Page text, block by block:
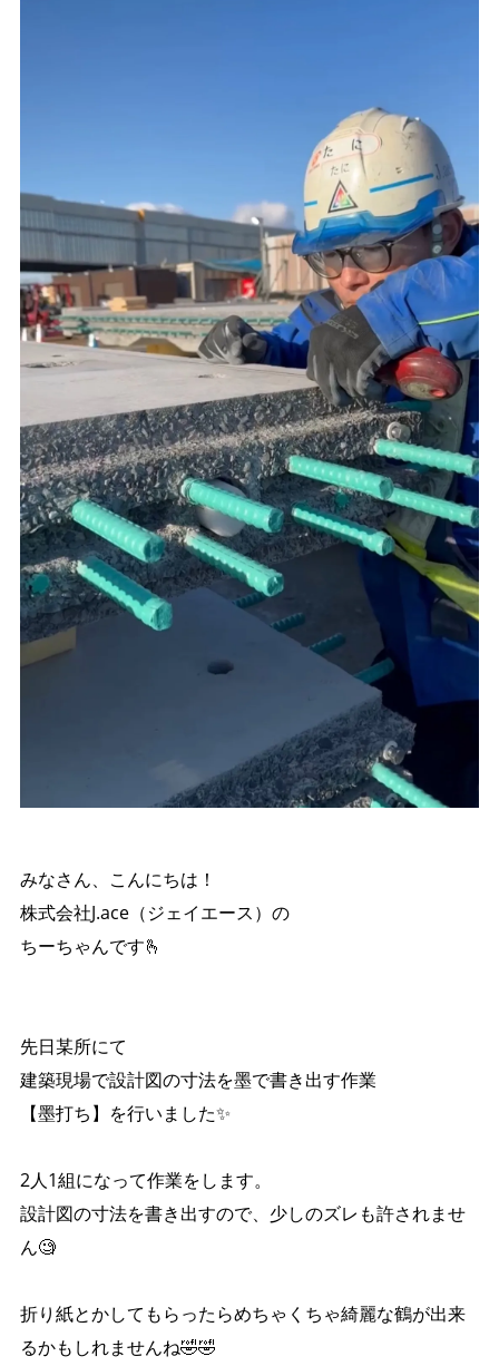
みなさん、こんにちは！
株式会社J.ace（ジェイエース）の
ちーちゃんです🫰
先日某所にて
建築現場で設計図の寸法を墨で書き出す作業
【墨打ち】を行いました✨️
2人1組になって作業をします。
設計図の寸法を書き出すので、少しのズレも許されませ
ん🧐
折り紙とかしてもらったらめちゃくちゃ綺麗な鶴が出来
るかもしれませんね🤣🤣